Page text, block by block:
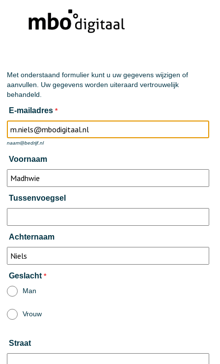
Met onderstaand formulier kunt u uw gegevens wijzigen of
aanvullen. Uw gegevens worden uiteraard vertrouwelijk
behandeld.
E-mailadres *
naam@bedrijf.nl
Voornaam
Tussenvoegsel
Achternaam
Geslacht *
Man
Vrouw
Straat